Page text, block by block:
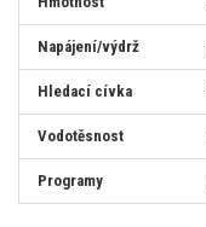
Napájení/výdrž
Hledací cívka
Vodotěsnost
Programy